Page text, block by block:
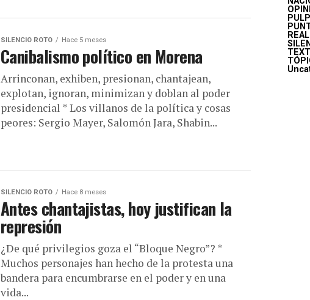
SILENCIO ROTO Hace 5 meses
Canibalismo político en Morena
Arrinconan, exhiben, presionan, chantajean,
explotan, ignoran, minimizan y doblan al poder
presidencial * Los villanos de la política y cosas
peores: Sergio Mayer, Salomón Jara, Shabin...
SILENCIO ROTO Hace 8 meses
Antes chantajistas, hoy justifican la
represión
¿De qué privilegios goza el “Bloque Negro”? *
Muchos personajes han hecho de la protesta una
bandera para encumbrarse en el poder y en una
vida...